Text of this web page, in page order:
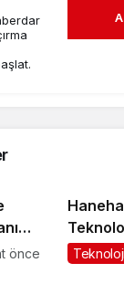
önce Teknoloji